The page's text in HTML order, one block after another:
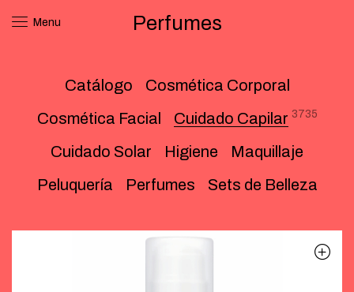
Menu Perfumes
Catálogo
Cosmética Corporal
Cosmética Facial
Cuidado Capilar 3735
Cuidado Solar Higiene
Maquillaje
Peluquería
Perfumes Sets de Belleza